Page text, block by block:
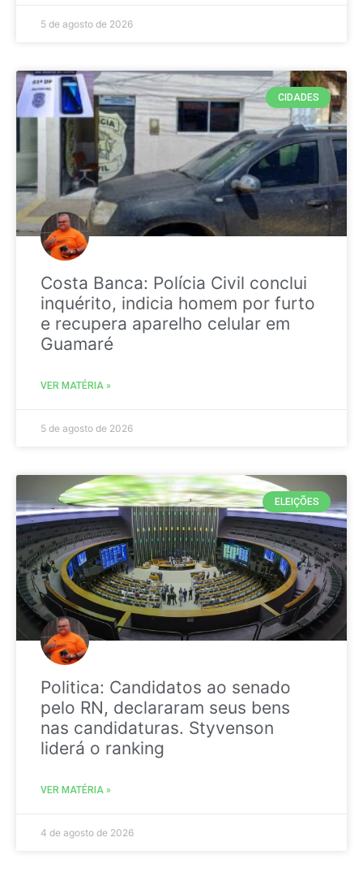
5 de agosto de 2026
CIDADES
Costa Banca: Polícia Civil conclui
inquérito, indicia homem por furto
e recupera aparelho celular em
Guamaré
VER MATÉRIA »
5 de agosto de 2026
ELEIÇÕES
Politica: Candidatos ao senado
pelo RN, declararam seus bens
nas candidaturas. Styvenson
liderá o ranking
VER MATÉRIA »
4 de agosto de 2026